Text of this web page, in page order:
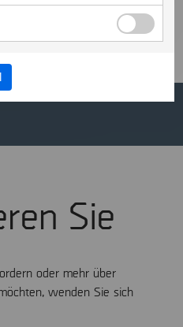
37 38 39
Sie
oder mehr über
wenden Sie sich